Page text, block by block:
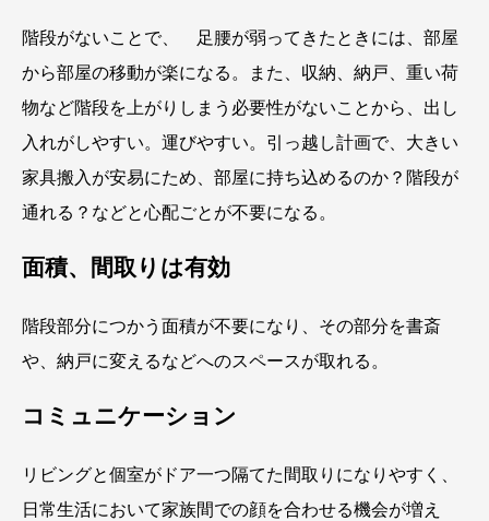
階段がないことで、 足腰が弱ってきたときには、部屋
から部屋の移動が楽になる。また、収納、納戸、重い荷
物など階段を上がりしまう必要性がないことから、出し
入れがしやすい。運びやすい。引っ越し計画で、大きい
家具搬入が安易にため、部屋に持ち込めるのか？階段が
通れる？などと心配ごとが不要になる。
面積、間取りは有効
階段部分につかう面積が不要になり、その部分を書斎
や、納戸に変えるなどへのスペースが取れる。
コミュニケーション
リビングと個室がドア一つ隔てた間取りになりやすく、
日常生活において家族間での顔を合わせる機会が増え